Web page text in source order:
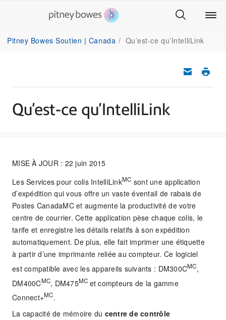
Pitney Bowes Soutien | Canada Qu’est-ce qu’IntelliLink
Qu’est-ce qu’IntelliLink
MISE À JOUR : 22 juin 2015
Les Services pour colis IntelliLinkMC sont une application
d’expédition qui vous offre un vaste éventail de rabais de
Postes CanadaMC et augmente la productivité de votre
centre de courrier. Cette application pèse chaque colis, le
tarife et enregistre les détails relatifs à son expédition
automatiquement. De plus, elle fait imprimer une étiquette
à partir d’une imprimante reliée au compteur. Ce logiciel
est compatible avec les appareils suivants : DM300CMC,
DM400CMC, DM475MC et compteurs de la gamme
Connect+MC.
La capacité de mémoire du centre de contrôle